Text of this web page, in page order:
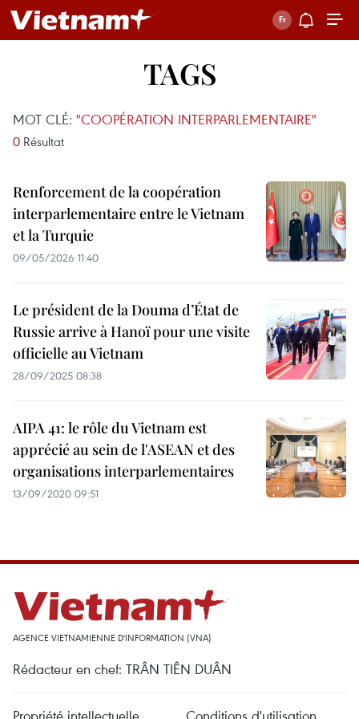
TAGS
MOT CLÉ: "COOPÉRATION INTERPARLEMENTAIRE"
0 Résultat
Renforcement de la coopération
interparlementaire entre le Vietnam
et la Turquie
09/05/2026 11:40
Le président de la Douma d’État de
Russie arrive à Hanoï pour une visite
officielle au Vietnam
28/09/2025 08:38
AIPA 41: le rôle du Vietnam est
apprécié au sein de l'ASEAN et des
organisations interparlementaires
13/09/2020 09:51
AGENCE VIETNAMIENNE D'INFORMATION (VNA)
Rédacteur en chef: TRÂN TIÊN DUÂN